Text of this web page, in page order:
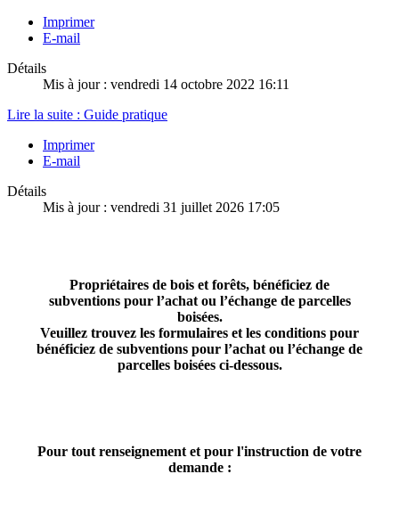
Imprimer
E-mail
Détails
Mis à jour : vendredi 14 octobre 2022 16:11
Lire la suite : Guide pratique
Imprimer
E-mail
Détails
Mis à jour : vendredi 31 juillet 2026 17:05
Propriétaires de bois et forêts, bénéficiez de
subventions pour l’achat ou l’échange de parcelles
boisées.
Veuillez trouvez les formulaires et les conditions pour
bénéficiez de subventions pour l’achat ou l’échange de
parcelles boisées ci-dessous.
Pour tout renseignement et pour l'instruction de votre
demande :